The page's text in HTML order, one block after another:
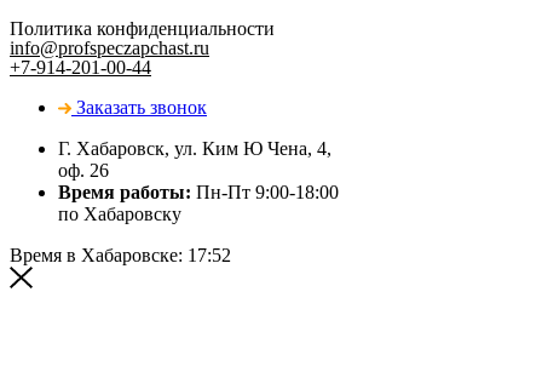
Политика конфиденциальности
info@profspeczapchast.ru
+7-914-201-00-44
Заказать звонок
Г. Хабаровск, ул. Ким Ю Чена, 4,
оф. 26
Время работы: Пн-Пт 9:00-18:00
по Хабаровску
Время в Хабаровске: 17:52